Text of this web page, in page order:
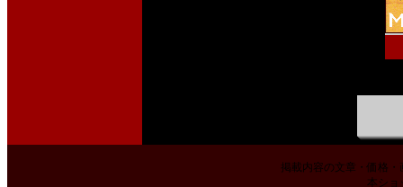
掲載内容の文章・価格
本ショ